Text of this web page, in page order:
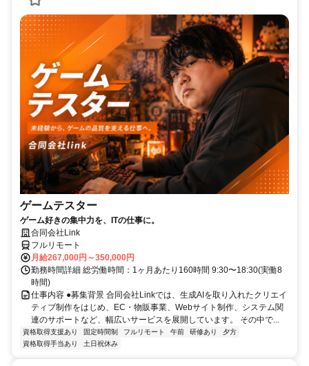
ゲームテスター
ゲーム好きの集中力を、ITの仕事に。
合同会社Link
フルリモート
月給267,000円～350,000円
勤務時間詳細 総労働時間：1ヶ月あたり160時間 9:30〜18:30(実働8
時間)
仕事内容 ●募集背景 合同会社Linkでは、生成AIを取り入れたクリエイ
ティブ制作をはじめ、EC・物販事業、Webサイト制作、システム関
連のサポートなど、幅広いサービスを展開しています。 その中で...
資格取得支援あり 固定時間制 フルリモート 午前 研修あり
夕方
資格取得手当あり
土日祝休み